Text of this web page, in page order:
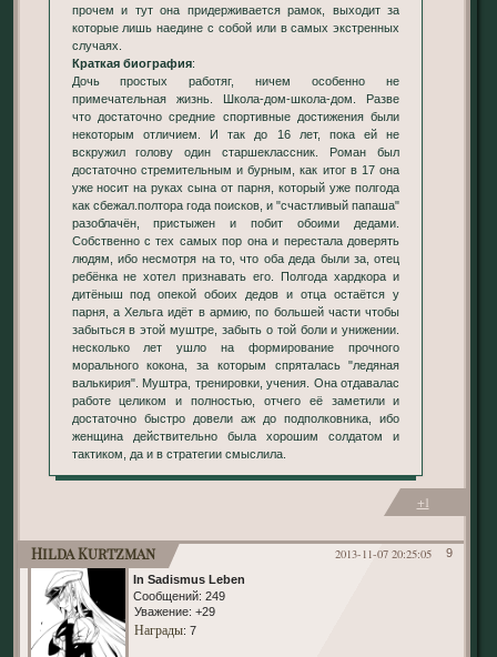
прочем и тут она придерживается рамок, выходит за
которые лишь наедине с собой или в самых экстренных
случаях.
Краткая биография:
Дочь простых работяг, ничем особенно не
примечательная жизнь. Школа-дом-школа-дом. Разве
что достаточно средние спортивные достижения были
некоторым отличием. И так до 16 лет, пока ей не
вскружил голову один старшеклассник. Роман был
достаточно стремительным и бурным, как итог в 17 она
уже носит на руках сына от парня, который уже полгода
как сбежал.полтора года поисков, и "счастливый папаша"
разоблачён, пристыжен и побит обоими дедами.
Собственно с тех самых пор она и перестала доверять
людям, ибо несмотря на то, что оба деда были за, отец
ребёнка не хотел признавать его. Полгода хардкора и
дитёныш под опекой обоих дедов и отца остаётся у
парня, а Хельга идёт в армию, по большей части чтобы
забыться в этой муштре, забыть о той боли и унижении.
несколько лет ушло на формирование прочного
морального кокона, за которым спряталась "ледяная
валькирия". Муштра, тренировки, учения. Она отдавалас
работе целиком и полностью, отчего её заметили и
достаточно быстро довели аж до подполковника, ибо
женщина действительно была хорошим солдатом и
тактиком, да и в стратегии смыслила.
+1
9
2013-11-07 20:25:05
Hilda Kurtzman
In Sadismus Leben
Сообщений: 249
Уважение: +29
Награды: 7